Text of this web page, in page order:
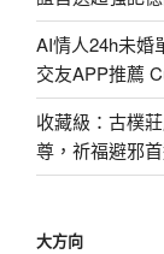
AI情人24h未婚
交友APP推薦
收藏級：古樸
尊，祈福避邪
大方向